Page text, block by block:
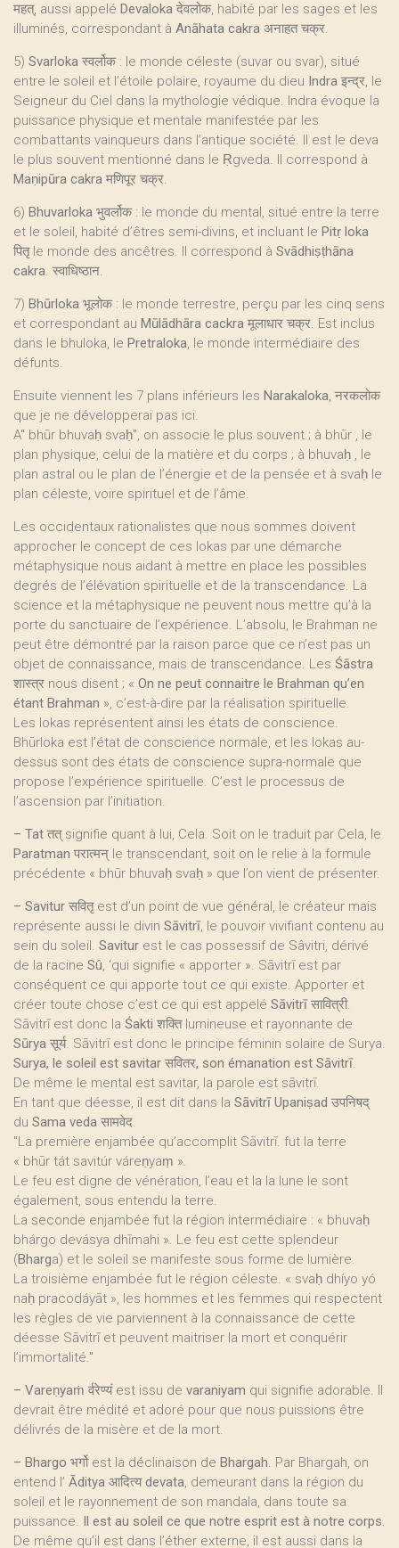
महत्, aussi appelé Devaloka देवलोक, habité par les sages et les
illuminés, correspondant à Anāhata cakra अनाहत चक्र.
5) Svarloka स्वर्लोक : le monde céleste (suvar ou svar), situé
entre le soleil et l’étoile polaire, royaume du dieu Indra ‎इन्द्र, le
Seigneur du Ciel dans la mythologie védique. Indra évoque la
puissance physique et mentale manifestée par les
combattants vainqueurs dans l’antique société. Il est le deva
le plus souvent mentionné dans le Ṛgveda. Il correspond à
Maṇipūra cakra मणिपूर चक्र.
6) Bhuvarloka भुवर्लोक : le monde du mental, situé entre la terre
et le soleil, habité d’êtres semi-divins, et incluant le Pitṛ loka
पितृ le monde des ancêtres. Il correspond à Svādhiṣṭhāna
cakra. स्वाधिष्ठान.
7) Bhūrloka भूलोक : le monde terrestre, perçu par les cinq sens
et correspondant au Mūlādhāra cackra मूलाधार चक्र. Est inclus
dans le bhuloka, le Pretraloka, le monde intermédiaire des
défunts.
Ensuite viennent les 7 plans inférieurs les Narakaloka, नरकलोक
que je ne développerai pas ici.
A" bhūr bhuvaḥ svaḥ", on associe le plus souvent ; à bhūr , le
plan physique, celui de la matière et du corps ; à bhuvaḥ , le
plan astral ou le plan de l’énergie et de la pensée et à svaḥ le
plan céleste, voire spirituel et de l’âme.
Les occidentaux rationalistes que nous sommes doivent
approcher le concept de ces lokas par une démarche
métaphysique nous aidant à mettre en place les possibles
degrés de l’élévation spirituelle et de la transcendance. La
science et la métaphysique ne peuvent nous mettre qu’à la
porte du sanctuaire de l’expérience. L’absolu, le Brahman ne
peut être démontré par la raison parce que ce n’est pas un
objet de connaissance, mais de transcendance. Les Śāstra
शास्त्र nous disent ; « On ne peut connaitre le Brahman qu’en
étant Brahman », c’est-à-dire par la réalisation spirituelle.
Les lokas représentent ainsi les états de conscience.
Bhūrloka est l’état de conscience normale, et les lokas au-
dessus sont des états de conscience supra-normale que
propose l’expérience spirituelle. C’est le processus de
l’ascension par l’initiation.
– Tat तत् signifie quant à lui, Cela. Soit on le traduit par Cela, le
Paratman परात्मन् le transcendant, soit on le relie à la formule
précédente « bhūr bhuvaḥ svaḥ » que l’on vient de présenter.
– Savitur सवितृ est d’un point de vue général, le créateur mais
représente aussi le divin Sāvitrī, le pouvoir vivifiant contenu au
sein du soleil. Savitur est le cas possessif de Sâvitri, dérivé
de la racine Sû, ‘qui signifie « apporter ». Sāvitrī est par
conséquent ce qui apporte tout ce qui existe. Apporter et
créer toute chose c’est ce qui est appelé Sāvitrīसावित्री.
Sāvitrī est donc la Śakti शक्ति lumineuse et rayonnante de
Sūrya सूर्य. Sāvitrī est donc le principe féminin solaire de Surya.
Surya, le soleil est savitar सवितर, son émanation est Sāvitrī.
De même le mental est savitar, la parole est sāvitrī.
En tant que déesse, il est dit dans la Sāvitrī Upaniṣad उपनिषद्
du Sama veda सामवेद.
"La première enjambée qu’accomplit Sāvitrī. fut la terre
« bhūr tát savitúr váreṇyaṃ ».
Le feu est digne de vénération, l’eau et la la lune le sont
également, sous entendu la terre.
La seconde enjambée fut la région intermédiaire : « bhuvaḥ
bhárgo devásya dhīmahi ». Le feu est cette splendeur
(Bharga) et le soleil se manifeste sous forme de lumière.
La troisième enjambée fut le région céleste. « svaḥ dhíyo yó
naḥ pracodáyāt », les hommes et les femmes qui respectent
les règles de vie parviennent à la connaissance de cette
déesse Sāvitrī et peuvent maitriser la mort et conquérir
l’immortalité."
– Vareṇyaṁ र्वरेण्यं est issu de varaniyam qui signifie adorable. Il
devrait être médité et adoré pour que nous puissions être
délivrés de la misère et de la mort.
– Bhargo भर्गो est la déclinaison de Bhargah. Par Bhargah, on
entend l’ Āditya आदित्यdevata, demeurant dans la région du
soleil et le rayonnement de son mandala, dans toute sa
puissance. Il est au soleil ce que notre esprit est à notre corps.
De même qu’il est dans l’éther externe, il est aussi dans la